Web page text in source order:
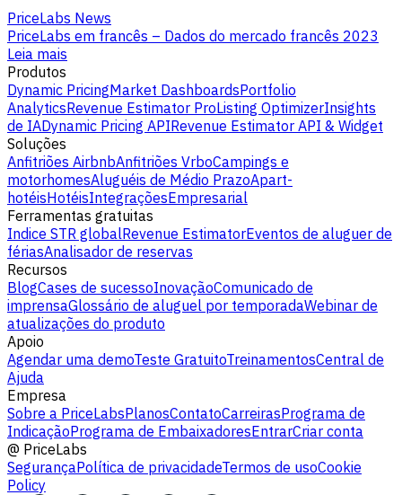
PriceLabs News
PriceLabs em francês – Dados do mercado francês 2023
Leia mais
Produtos
Dynamic PricingMarket DashboardsPortfolio
AnalyticsRevenue Estimator ProListing OptimizerInsights
de IADynamic Pricing APIRevenue Estimator API & Widget
Soluções
Anfitriões AirbnbAnfitriões VrboCampings e
motorhomesAluguéis de Médio PrazoApart-
hotéisHotéisIntegraçõesEmpresarial
Ferramentas gratuitas
Indice STR globalRevenue EstimatorEventos de aluguer de
fériasAnalisador de reservas
Recursos
BlogCases de sucessoInovaçãoComunicado de
imprensaGlossário de aluguel por temporadaWebinar de
atualizações do produto
Apoio
Agendar uma demoTeste GratuitoTreinamentosCentral de
Ajuda
Empresa
Sobre a PriceLabsPlanosContatoCarreirasPrograma de
IndicaçãoPrograma de EmbaixadoresEntrarCriar conta
@ PriceLabs
SegurançaPolítica de privacidadeTermos de usoCookie
Policy